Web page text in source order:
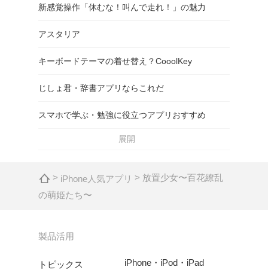
新感覚操作「休むな！叫んで走れ！」の魅力
アスタリア
キーボードテーマの着せ替え？CooolKey
じしょ君・辞書アプリならこれだ
スマホで学ぶ・勉強に役立つアプリおすすめ
展開
> iPhone人気アプリ > 放置少女〜百花繚乱
の萌姫たち〜
製品活用
トピックス
iPhone・iPod・iPad